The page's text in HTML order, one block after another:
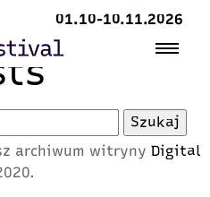
01.10-10.11.2026
archiwum witryny Digital